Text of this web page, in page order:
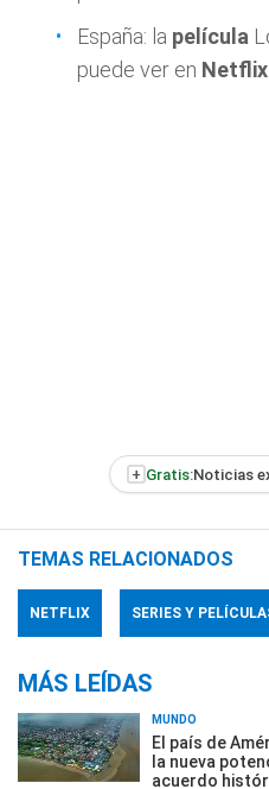
España: la película
puede ver en Netflix
+ Gratis:Noticias
TEMAS RELACIONADOS
NETFLIX SERIES Y
MÁS LEÍDAS
MUNDO
El país de
la nueva
acuerdo